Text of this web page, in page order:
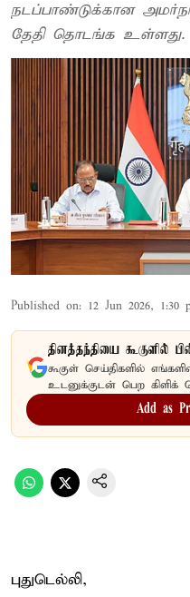
நடப்பாண்டுக்கான
தேதி தொடங்க உள்ளது.
Published on: 12 Jun 2026, 1:30
தினத்தந்தியை கூகுளில்
கூகுள் செய்திகளில்
உடனுக்குடன் பெற கிளிக்
Add as
புதுடெல்லி,